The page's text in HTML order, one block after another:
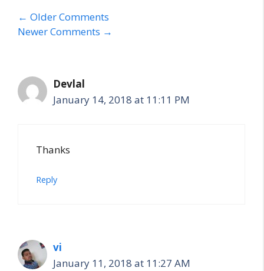
Comment
navigation
← Older Comments
Newer Comments →
Devlal
January 14, 2018 at 11:11 PM
Thanks
Reply
vi
January 11, 2018 at 11:27 AM